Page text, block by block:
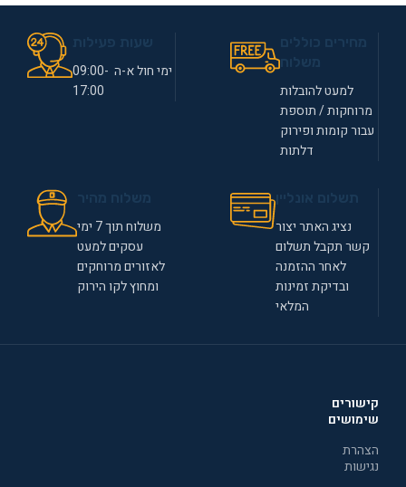
למעט להובלות
מרוחקות / תוספת
עבור קומות ופירוק
דלתות
ימי חול א-ה 09:00-
17:00
נציג האתר יצור
קשר תקבל תשלום
לאחר ההזמנה
ובדיקת זמינות
המלאי
משלוח תוך 7 ימי
עסקים למעט
לאזורים מרוחקים
ומחוץ לקו הירוק
קישורים
שימושים
הצהרת
נגישות